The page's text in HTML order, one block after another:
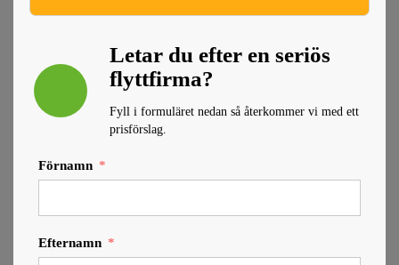
Letar du efter en seriös
flyttfirma?
Fyll i formuläret nedan så återkommer vi med ett
prisförslag.
Förnamn
Efternamn